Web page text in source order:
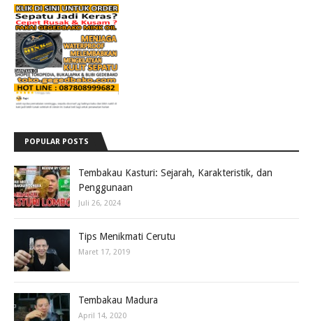
POPULAR POSTS
Tembakau Kasturi: Sejarah, Karakteristik, dan
Penggunaan
Juli 26, 2024
Tips Menikmati Cerutu
Maret 17, 2019
Tembakau Madura
April 14, 2020